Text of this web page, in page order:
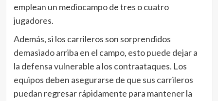
emplean un mediocampo de tres o cuatro
jugadores.
Además, si los carrileros son sorprendidos
demasiado arriba en el campo, esto puede dejar a
la defensa vulnerable a los contraataques. Los
equipos deben asegurarse de que sus carrileros
puedan regresar rápidamente para mantener la